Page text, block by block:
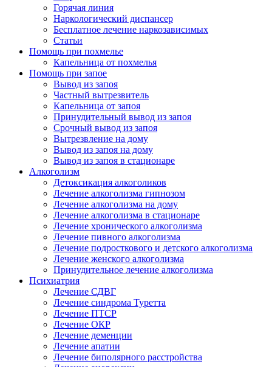
Горячая линия
Наркологический диспансер
Бесплатное лечение наркозависимых
Статьи
Помощь при похмелье
Капельница от похмелья
Помощь при запое
Вывод из запоя
Частный вытрезвитель
Капельница от запоя
Принудительный вывод из запоя
Срочный вывод из запоя
Вытрезвление на дому
Вывод из запоя на дому
Вывод из запоя в стационаре
Алкоголизм
Детоксикация алкоголиков
Лечение алкоголизма гипнозом
Лечение алкоголизма на дому
Лечение алкоголизма в стационаре
Лечение хронического алкоголизма
Лечение пивного алкоголизма
Лечение подросткового и детского алкоголизма
Лечение женского алкоголизма
Принудительное лечение алкоголизма
Психиатрия
Лечение СДВГ
Лечение синдрома Туретта
Лечение ПТСР
Лечение ОКР
Лечение деменции
Лечение апатии
Лечение биполярного расстройства